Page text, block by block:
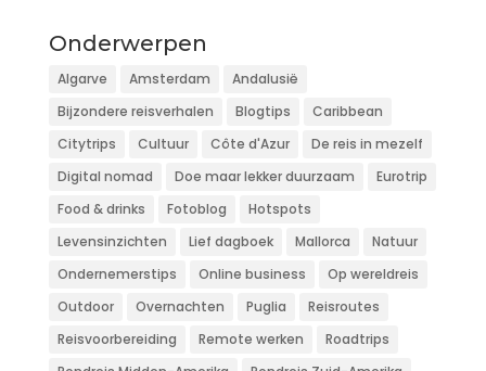
Onderwerpen
Algarve Amsterdam
Andalusië
Bijzondere reisverhalen
Blogtips
Caribbean
Citytrips
Cultuur Côte d'Azur
De reis in mezelf
Digital nomad
Doe maar lekker duurzaam
Eurotrip
Food & drinks
Fotoblog
Hotspots
Levensinzichten
Lief dagboek Mallorca
Natuur
Ondernemerstips
Online business
Op wereldreis
Outdoor
Overnachten Puglia
Reisroutes
Reisvoorbereiding
Remote werken
Roadtrips